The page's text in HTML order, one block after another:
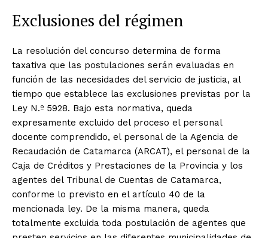
Exclusiones del régimen
La resolución del concurso determina de forma
taxativa que las postulaciones serán evaluadas en
función de las necesidades del servicio de justicia, al
tiempo que establece las exclusiones previstas por la
Ley N.º 5928. Bajo esta normativa, queda
expresamente excluido del proceso el personal
docente comprendido, el personal de la Agencia de
Recaudación de Catamarca (ARCAT), el personal de la
Caja de Créditos y Prestaciones de la Provincia y los
agentes del Tribunal de Cuentas de Catamarca,
conforme lo previsto en el artículo 40 de la
mencionada ley. De la misma manera, queda
totalmente excluida toda postulación de agentes que